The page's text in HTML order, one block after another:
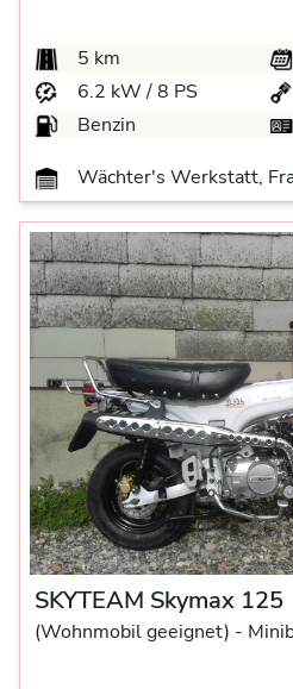
5 km
6.2 kW / 8 PS
Benzin
Wächter's Werkstatt,
SKYTEAM Skymax 125
(Wohnmobil geeignet) -